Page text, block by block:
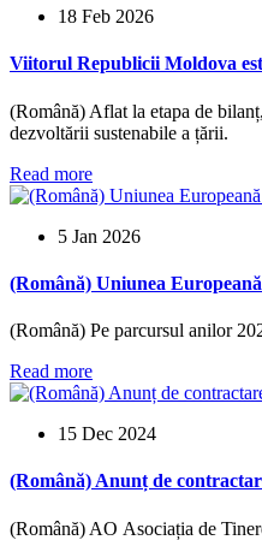
18 Feb 2026
Viitorul Republicii Moldova
(Română) Aflat la etapa de
dezvoltării sustenabile a țării.
Read more
5 Jan 2026
(Română) Uniunea
(Română) Pe parcursul anilor
Read more
15 Dec 2024
(Română) Anunț de
(Română) AO Asociația de